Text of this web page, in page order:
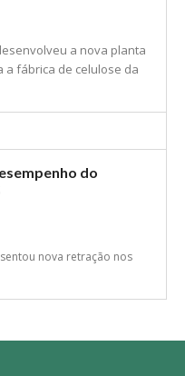
a nova planta
a fábrica de celulose da
do
nova retração nos